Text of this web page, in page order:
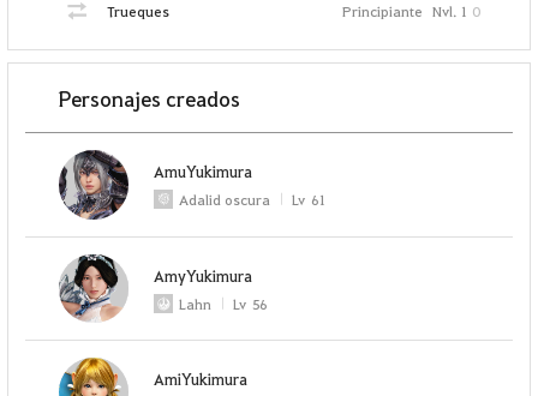
Trueques Principiante Nvl. 1 0
Personajes creados
AmuYukimura
Adalid oscura Lv 61
AmyYukimura
Lahn Lv 56
AmiYukimura